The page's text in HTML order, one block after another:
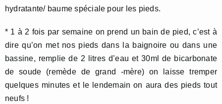
hydratante/ baume spéciale pour les pieds.
* 1 à 2 fois par semaine on prend un bain de pied, c’est à
dire qu’on met nos pieds dans la baignoire ou dans une
bassine, remplie de 2 litres d’eau et 30ml de bicarbonate
de soude (remède de grand -mère) on laisse tremper
quelques minutes et le lendemain on aura des pieds tout
neufs !